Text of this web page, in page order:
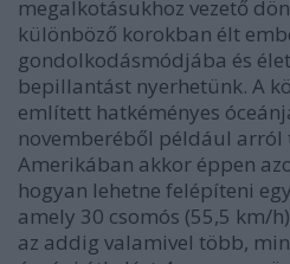
megalkotásukhoz vezető
különböző korokban élt
gondolkodásmódjába és
bepillantást nyerhetünk. A
említett hatkéményes
novemberéből például arról
Amerikában akkor éppen
hogyan lehetne felépíteni
amely 30 csomós (55,5 km/
az addig valamivel több,